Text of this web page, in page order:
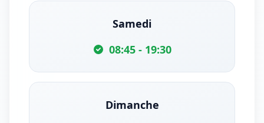
Samedi
08:45 - 19:30
Dimanche